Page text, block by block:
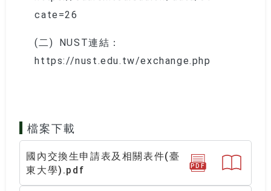
cate=26
(二)
NUST連結：
https://nust.edu.tw/exchange.php
檔案下載
國內交換生申請表及相關表件(臺
東大學).pdf
PDF